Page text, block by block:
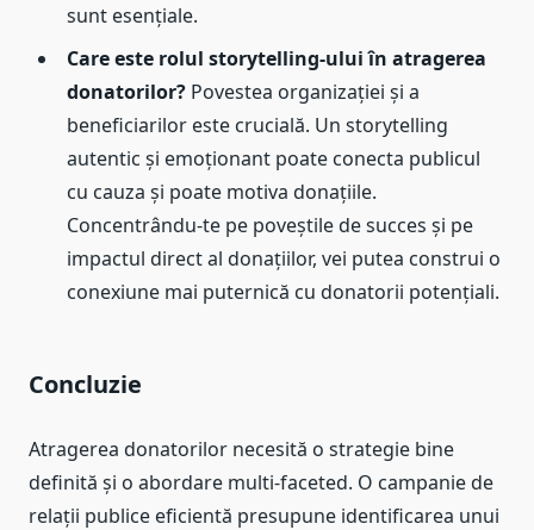
sunt esențiale.
Care este rolul storytelling-ului în atragerea
donatorilor? Povestea organizației și a
beneficiarilor este crucială. Un storytelling
autentic și emoționant poate conecta publicul
cu cauza și poate motiva donațiile.
Concentrându-te pe poveștile de succes și pe
impactul direct al donațiilor, vei putea construi o
conexiune mai puternică cu donatorii potențiali.
Concluzie
Atragerea donatorilor necesită o strategie bine
definită și o abordare multi-faceted. O campanie de
relații publice eficientă presupune identificarea unui